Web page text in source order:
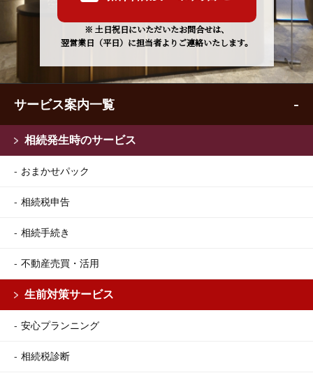
※ 土日祝日にいただいたお問合せは、
翌営業日（平日）に担当者よりご連絡いたします。
サービス案内一覧
相続発生時のサービス
おまかせパック
相続税申告
相続手続き
不動産売買・活用
生前対策サービス
安心プランニング
相続税診断